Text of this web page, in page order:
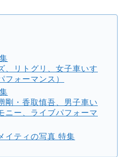
、リトグリ、女子車いす
フォーマンス）
剛・香取慎吾、男子車い
ニー、ライブパフォーマ
イティの写真 特集